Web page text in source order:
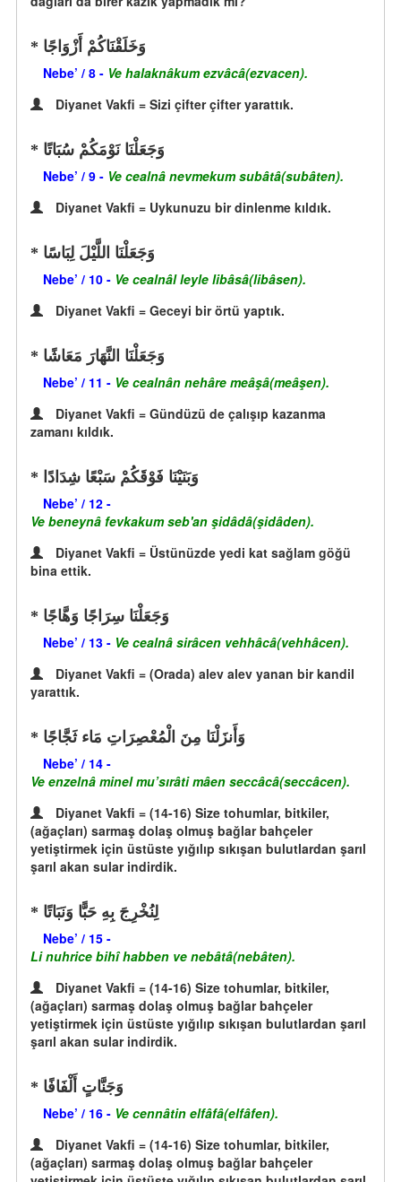
وَخَلَقْنَاكُمْ أَزْوَاجًا
Nebe’ / 8 - Ve halaknâkum ezvâcâ(ezvacen).
Diyanet Vakfi = Sizi çifter çifter yarattık.
وَجَعَلْنَا نَوْمَكُمْ سُبَاتًا
Nebe’ / 9 - Ve cealnâ nevmekum subâtâ(subâten).
Diyanet Vakfi = Uykunuzu bir dinlenme kıldık.
وَجَعَلْنَا اللَّيْلَ لِبَاسًا
Nebe’ / 10 - Ve cealnâl leyle libâsâ(libâsen).
Diyanet Vakfi = Geceyi bir örtü yaptık.
وَجَعَلْنَا النَّهَارَ مَعَاشًا
Nebe’ / 11 - Ve cealnân nehâre meâşâ(meâşen).
Diyanet Vakfi = Gündüzü de çalışıp kazanma
zamanı kıldık.
وَبَنَيْنَا فَوْقَكُمْ سَبْعًا شِدَادًا
Nebe’ / 12 -
Ve beneynâ fevkakum seb'an şidâdâ(şidâden).
Diyanet Vakfi = Üstünüzde yedi kat sağlam göğü
bina ettik.
وَجَعَلْنَا سِرَاجًا وَهَّاجًا
Nebe’ / 13 - Ve cealnâ sirâcen vehhâcâ(vehhâcen).
Diyanet Vakfi = (Orada) alev alev yanan bir kandil
yarattık.
وَأَنزَلْنَا مِنَ الْمُعْصِرَاتِ مَاء ثَجَّاجًا
Nebe’ / 14 -
Ve enzelnâ minel mu’sırâti mâen seccâcâ(seccâcen).
Diyanet Vakfi = (14-16) Size tohumlar, bitkiler,
(ağaçları) sarmaş dolaş olmuş bağlar bahçeler
yetiştirmek için üstüste yığılıp sıkışan bulutlardan şarıl
şarıl akan sular indirdik.
لِنُخْرِجَ بِهِ حَبًّا وَنَبَاتًا
Nebe’ / 15 -
Li nuhrice bihî habben ve nebâtâ(nebâten).
Diyanet Vakfi = (14-16) Size tohumlar, bitkiler,
(ağaçları) sarmaş dolaş olmuş bağlar bahçeler
yetiştirmek için üstüste yığılıp sıkışan bulutlardan şarıl
şarıl akan sular indirdik.
وَجَنَّاتٍ أَلْفَافًا
Nebe’ / 16 - Ve cennâtin elfâfâ(elfâfen).
Diyanet Vakfi = (14-16) Size tohumlar, bitkiler,
(ağaçları) sarmaş dolaş olmuş bağlar bahçeler